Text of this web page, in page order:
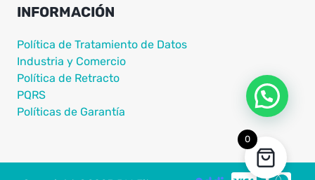
0
INFORMACIÓN
Política de Tratamiento de Datos
Industria y Comercio
Política de Retracto
PQRS
Políticas de Garantía